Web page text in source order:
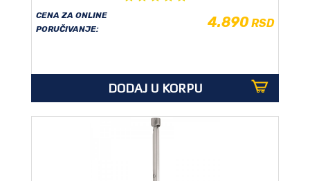
CENA ZA ONLINE
PORUČIVANJE:
4.890RSD
DODAJ U KORPU